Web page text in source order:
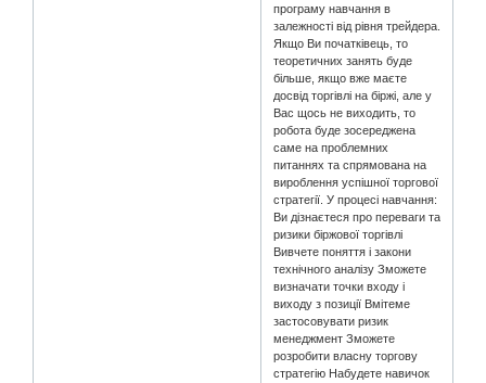
програму навчання в
залежності від рівня трейдера.
Якщо Ви початківець, то
теоретичних занять буде
більше, якщо вже маєте
досвід торгівлі на біржі, але у
Вас щось не виходить, то
робота буде зосереджена
саме на проблемних
питаннях та спрямована на
вироблення успішної торгової
стратегії. У процесі навчання:
Ви дізнаєтеся про переваги та
ризики біржової торгівлі
Вивчете поняття і закони
технічного аналізу Зможете
визначати точки входу і
виходу з позиції Вмітеме
застосовувати ризик
менеджмент Зможете
розробити власну торгову
стратегію Набудете навичок